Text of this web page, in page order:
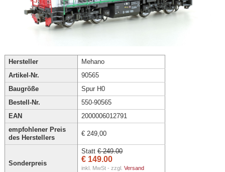
Hersteller
Mehano
Artikel-Nr.
90565
Baugröße
Spur H0
Bestell-Nr.
550-90565
EAN
2000006012791
empfohlener Preis
des Herstellers
€ 249,00
Sonderpreis
Statt € 249.00
€ 149.00
inkl. MwSt - zzgl. Versand